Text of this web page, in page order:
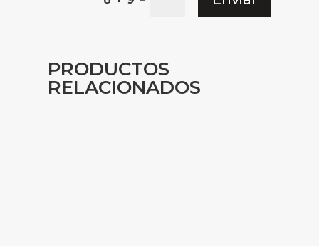
PRODUCTOS
RELACIONADOS